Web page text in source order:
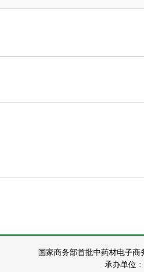
国家商务部首批中药材电子
承办单位